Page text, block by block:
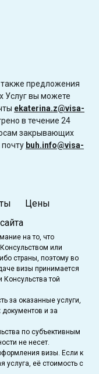
предложения
Услуг вы можете
ekaterina.z@visa-
в течение 24
закрывающих
buh.info@visa-
Цены
на то, что
или
страны, поэтому во
визы принимается
Консульства той
за оказанные услуги,
и за
по субъективным
не несет.
визы. Если к
услуга, её стоимость с